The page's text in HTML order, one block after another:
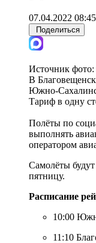
07.04.2022 08:45
Поделиться
Источник фото:
В
Южно-
Тариф в одну
Полёты по
выполнять
оператором
Самолёты
пятницу.
Расписание
10:00
11:10